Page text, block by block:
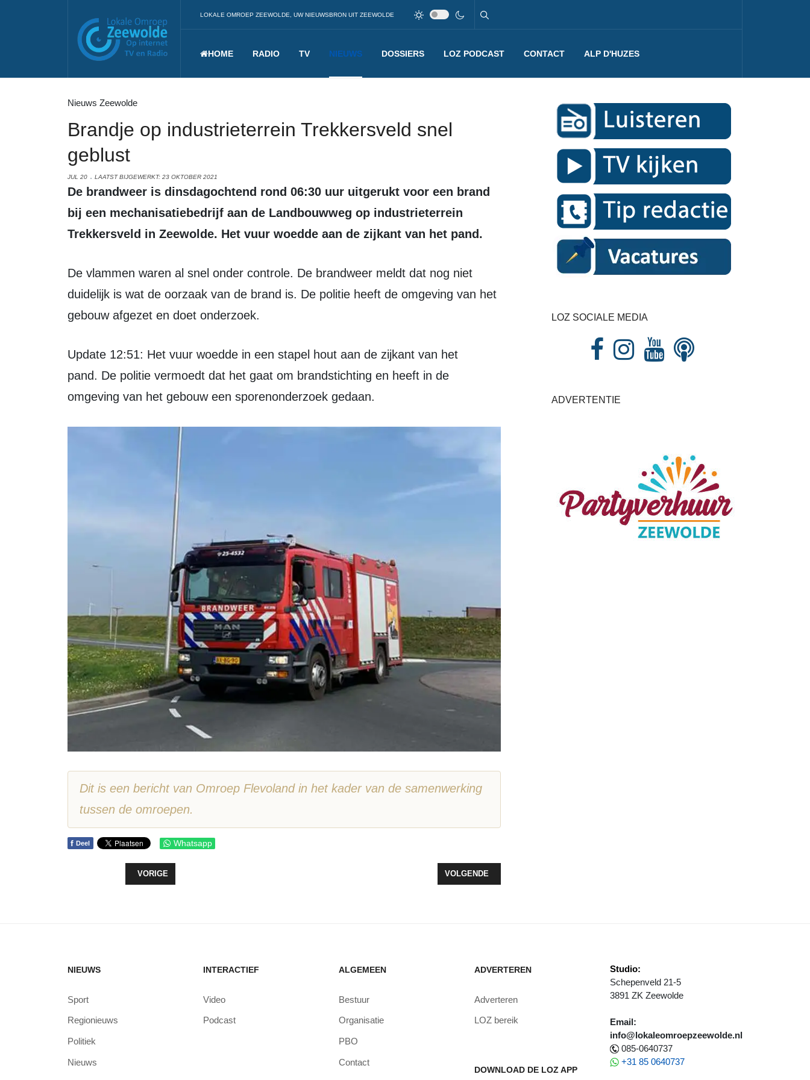
LOKALE OMROEP ZEEWOLDE, UW NIEUWSBRON UIT ZEEWOLDE
HOME RADIO TV NIEUWS DOSSIERS LOZ PODCAST CONTACT ALP D'HUZES
Nieuws Zeewolde
Brandje op industrieterrein Trekkersveld snel
geblust
JUL 20 LAATST BIJGEWERKT: 23 OKTOBER 2021
De brandweer is dinsdagochtend rond 06:30 uur uitgerukt voor een brand
bij een mechanisatiebedrijf aan de Landbouwweg op industrieterrein
Trekkersveld in Zeewolde. Het vuur woedde aan de zijkant van het pand.
De vlammen waren al snel onder controle. De brandweer meldt dat nog niet
duidelijk is wat de oorzaak van de brand is. De politie heeft de omgeving van het
gebouw afgezet en doet onderzoek.
Update 12:51: Het vuur woedde in een stapel hout aan de zijkant van het
pand. De politie vermoedt dat het gaat om brandstichting en heeft in de
omgeving van het gebouw een sporenonderzoek gedaan.
Dit is een bericht van Omroep Flevoland in het kader van de samenwerking
tussen de omroepen.
f Deel Whatsapp
VORIG ARTIKEL: SPOOKRIJDERS BIJ ONDUIDELIJKE OMLEIDING GOOISEWEG
VORIGE VOLGENDE ARTIKEL: LAATSTE KANS VOOR VACCINATIE IN ZEEWOLDE EN DRONTEN
VOLGENDE
LOZ SOCIALE MEDIA
ADVERTENTIE
NIEUWS
Sport
Regionieuws
Politiek
Nieuws
INTERACTIEF
Video
Podcast
ALGEMEEN
Bestuur
Organisatie
PBO
Contact
ADVERTEREN
Adverteren
LOZ bereik
DOWNLOAD DE LOZ APP
Studio:
Schepenveld 21-5
3891 ZK Zeewolde
Email:
info@lokaleomroepzeewolde.nl
085-0640737
+31 85 0640737